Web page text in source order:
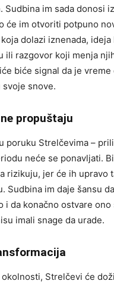
Sudbina im sada donosi
će im otvoriti potpuno
dolazi iznenada, ideja
ili razgovor koji menja
biće signal da je vreme
snove.
propuštaju
poruku Strelčevima –
neće se ponavljati.
rizikuju, jer će ih upravo
Sudbina im daje šansu
i da konačno ostvare ono
imali snage da urade.
Strelčevi će